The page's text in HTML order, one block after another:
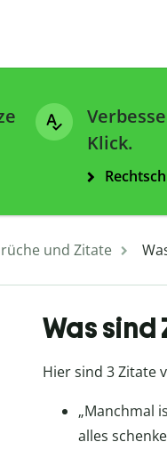
Klick.
und Zitate
Was
Hier sind 3 Zitate
„Manchmal
alles